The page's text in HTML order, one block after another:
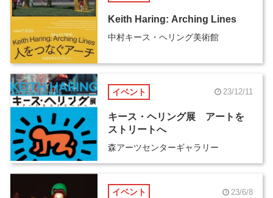
Keith Haring: Arching Lines
中村キース・ヘリング美術館
イベント 23/12/11
キース・ヘリング展 アートを
ストリートへ
森アーツセンターギャラリー
イベント 23/6/8